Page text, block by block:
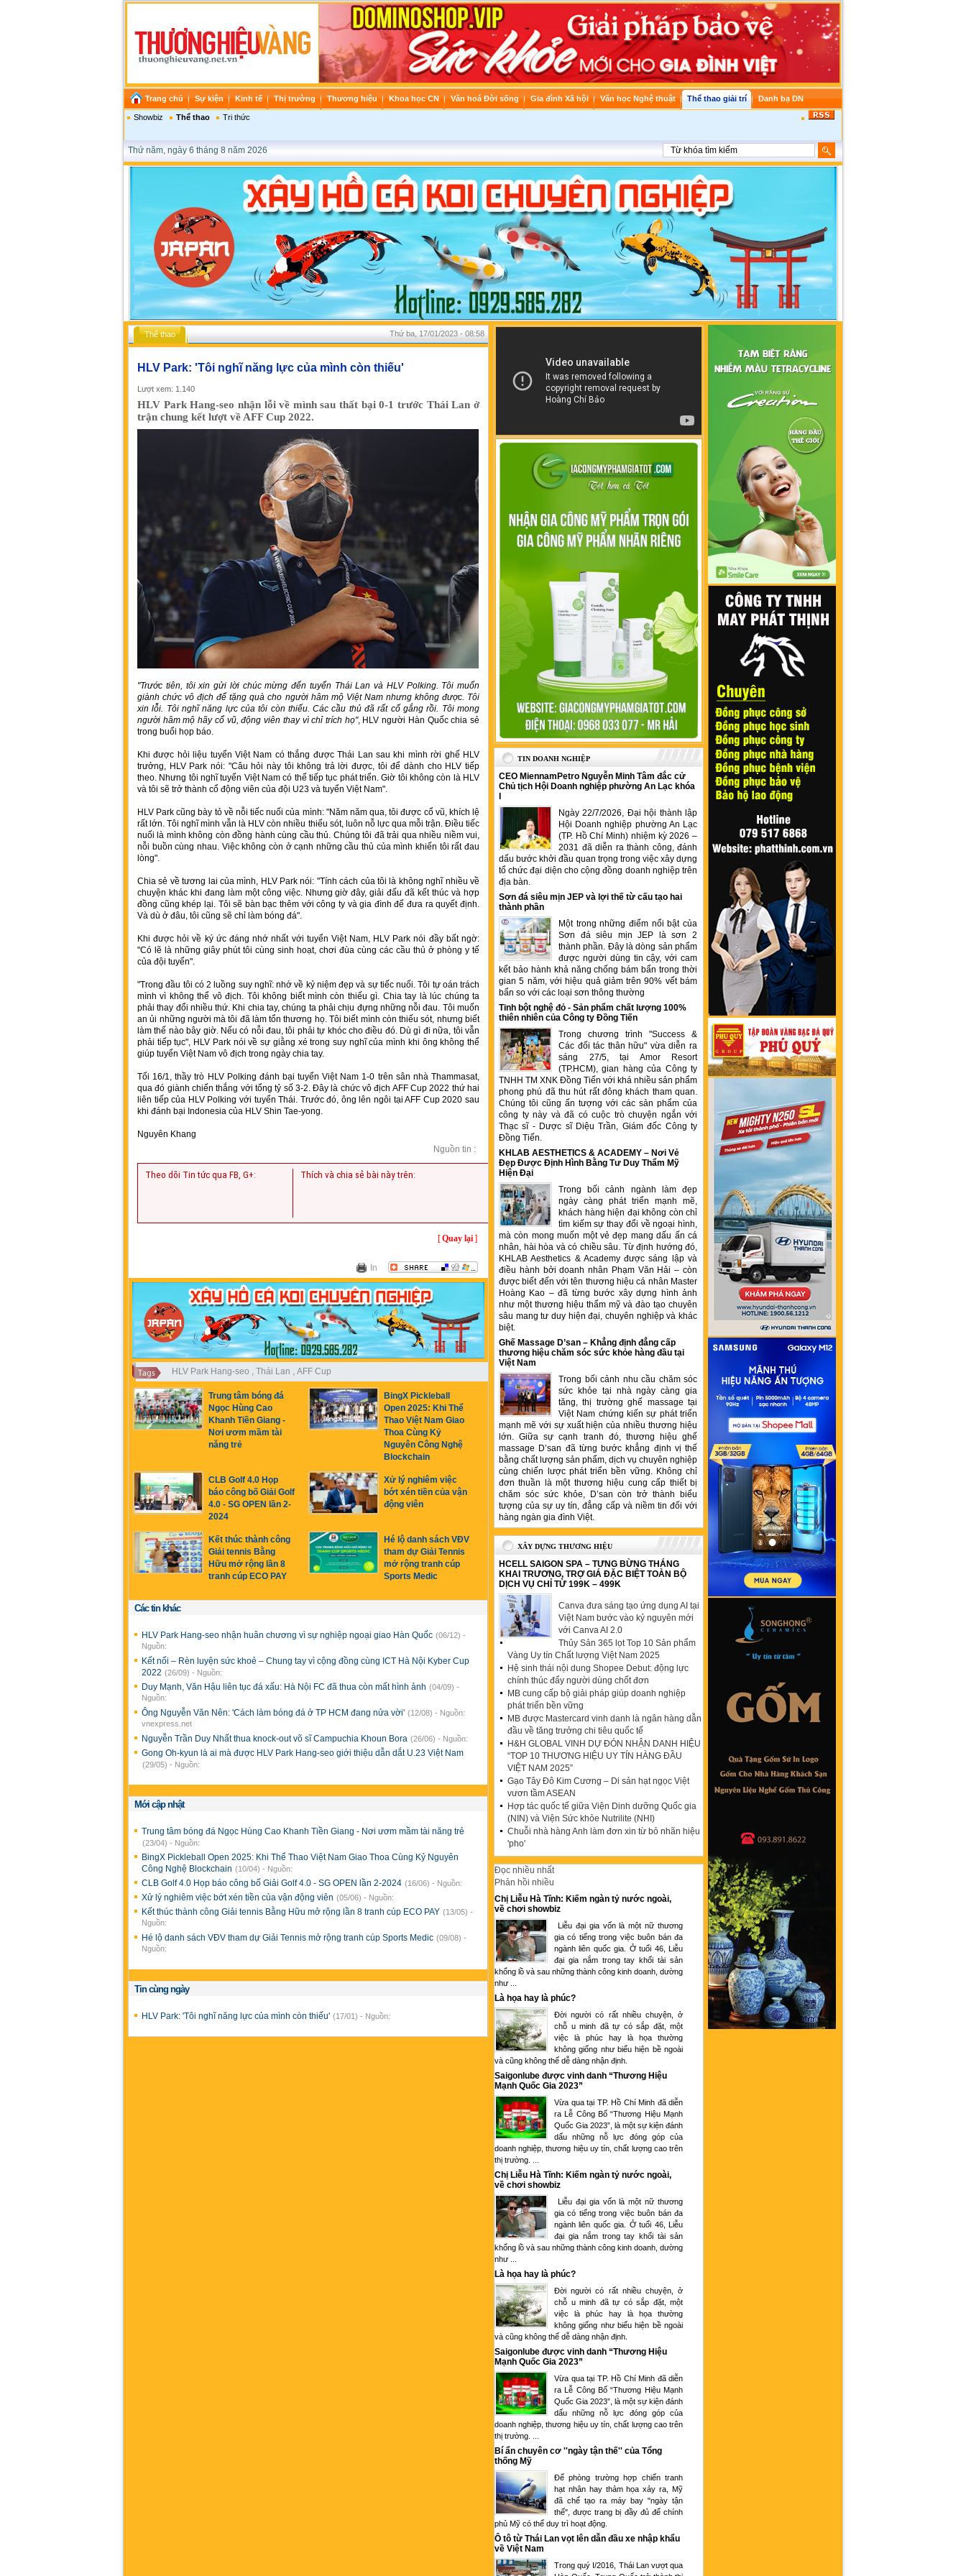
Trang chủ Sự kiện Kinh tế Thị trường Thương hiệu Khoa học CN Văn hoá Đời sống Gia đình Xã hội Văn học Nghệ thuật Thể thao giải trí Danh bạ DN
Showbiz Thể thao Tri thức
Thứ năm, ngày 6 tháng 8 năm 2026
Thể thao Thứ ba, 17/01/2023 - 08:58
HLV Park: 'Tôi nghĩ năng lực của mình còn thiếu'
Lượt xem: 1.140
HLV Park Hang-seo nhận lỗi về mình sau thất bại 0-1 trước Thái Lan ở
trận chung kết lượt về AFF Cup 2022.
"Trước tiên, tôi xin gửi lời chúc mừng đến tuyển Thái Lan và HLV Polking. Tôi muốn
giành chức vô địch để tặng quà cho người hâm mộ Việt Nam nhưng không được. Tôi
xin lỗi. Tôi nghĩ năng lực của tôi còn thiếu. Các cầu thủ đã rất cố gắng rồi. Tôi mong
người hâm mộ hãy cổ vũ, động viên thay vì chỉ trích họ", HLV người Hàn Quốc chia sẻ
trong buổi họp báo.
Khi được hỏi liệu tuyển Việt Nam có thắng được Thái Lan sau khi mình rời ghế HLV
trưởng, HLV Park nói: "Câu hỏi này tôi không trả lời được, tôi để dành cho HLV tiếp
theo. Nhưng tôi nghĩ tuyển Việt Nam có thể tiếp tục phát triển. Giờ tôi không còn là HLV
và tôi sẽ trở thành cổ động viên của đội U23 và tuyển Việt Nam".
HLV Park cũng bày tỏ về nỗi tiếc nuối của mình: "Năm năm qua, tôi được cổ vũ, khích lệ
rất lớn. Tôi nghĩ mình vẫn là HLV còn nhiều thiếu sót, luôn nỗ lực qua mỗi trận. Điều tiếc
nuối là mình không còn đồng hành cùng cầu thủ. Chúng tôi đã trải qua nhiều niềm vui,
nỗi buồn cùng nhau. Việc không còn ở cạnh những cầu thủ của mình khiến tôi rất đau
lòng".
Chia sẻ về tương lai của mình, HLV Park nói: "Tính cách của tôi là không nghĩ nhiều về
chuyện khác khi đang làm một công việc. Nhưng giờ đây, giải đấu đã kết thúc và hợp
đồng cũng khép lại. Tôi sẽ bàn bạc thêm với công ty và gia đình để đưa ra quyết định.
Và dù ở đâu, tôi cũng sẽ chỉ làm bóng đá".
Khi được hỏi về ký ức đáng nhớ nhất với tuyển Việt Nam, HLV Park nói đầy bất ngờ:
"Có lẽ là những giây phút tôi cùng sinh hoạt, chơi đùa cùng các cầu thủ ở phòng y tế
của đội tuyển".
"Trong đầu tôi có 2 luồng suy nghĩ: nhớ về kỷ niệm đẹp và sự tiếc nuối. Tôi tự oán trách
mình vì không thể vô địch. Tôi không biết mình còn thiếu gì. Chia tay là lúc chúng ta
phải thay đổi nhiều thứ. Khi chia tay, chúng ta phải chịu đựng những nỗi đau. Tôi muốn
an ủi những người mà tôi đã làm tổn thương họ. Tôi biết mình còn thiếu sót, nhưng biết
làm thế nào bây giờ. Nếu có nỗi đau, tôi phải tự khóc cho điều đó. Dù gì đi nữa, tôi vẫn
phải tiếp tục", HLV Park nói về sự giằng xé trong suy nghĩ của mình khi ông không thể
giúp tuyển Việt Nam vô địch trong ngày chia tay.
Tối 16/1, thầy trò HLV Polking đánh bại tuyển Việt Nam 1-0 trên sân nhà Thammasat,
qua đó giành chiến thắng với tổng tỷ số 3-2. Đây là chức vô địch AFF Cup 2022 thứ hai
liên tiếp của HLV Polking với tuyển Thái. Trước đó, ông lên ngôi tại AFF Cup 2020 sau
khi đánh bại Indonesia của HLV Shin Tae-yong.
Nguyên Khang
Nguồn tin :
Theo dõi Tin tức qua FB, G+: Thích và chia sẻ bài này trên:
[Quay lại ]
In
HLV Park Hang-seo , Thái Lan , AFF Cup
Trung tâm bóng đá
Ngọc Hùng Cao
Khanh Tiền Giang -
Nơi ươm mầm tài
năng trẻ
BingX Pickleball
Open 2025: Khi Thể
Thao Việt Nam Giao
Thoa Cùng Kỷ
Nguyên Công Nghệ
Blockchain
CLB Golf 4.0 Họp
báo công bố Giải Golf
4.0 - SG OPEN lần 2-
2024
Xử lý nghiêm việc
bớt xén tiền của vận
động viên
Kết thúc thành công
Giải tennis Bằng
Hữu mở rộng lần 8
tranh cúp ECO PAY
Hé lộ danh sách VĐV
tham dự Giải Tennis
mở rộng tranh cúp
Sports Medic
Các tin khác
HLV Park Hang-seo nhận huân chương vì sự nghiệp ngoại giao Hàn Quốc (06/12) -
Nguồn:
Kết nối – Rèn luyện sức khoẻ – Chung tay vì cộng đồng cùng ICT Hà Nội Kyber Cup
2022 (26/09) - Nguồn:
Duy Mạnh, Văn Hậu liên tục đá xấu: Hà Nội FC đã thua còn mất hình ảnh (04/09) -
Nguồn:
Ông Nguyễn Văn Nên: 'Cách làm bóng đá ở TP HCM đang nửa vời' (12/08) - Nguồn:
vnexpress.net
Nguyễn Trần Duy Nhất thua knock-out võ sĩ Campuchia Khoun Bora (26/06) - Nguồn:
Gong Oh-kyun là ai mà được HLV Park Hang-seo giới thiệu dẫn dắt U.23 Việt Nam
(29/05) - Nguồn:
Mới cập nhật
Trung tâm bóng đá Ngọc Hùng Cao Khanh Tiền Giang - Nơi ươm mầm tài năng trẻ
(23/04) - Nguồn:
BingX Pickleball Open 2025: Khi Thể Thao Việt Nam Giao Thoa Cùng Kỷ Nguyên
Công Nghệ Blockchain (10/04) - Nguồn:
CLB Golf 4.0 Họp báo công bố Giải Golf 4.0 - SG OPEN lần 2-2024 (16/06) - Nguồn:
Xử lý nghiêm việc bớt xén tiền của vận động viên (05/06) - Nguồn:
Kết thúc thành công Giải tennis Bằng Hữu mở rộng lần 8 tranh cúp ECO PAY (13/05) -
Nguồn:
Hé lộ danh sách VĐV tham dự Giải Tennis mở rộng tranh cúp Sports Medic (09/08) -
Nguồn:
Tin cùng ngày
HLV Park: 'Tôi nghĩ năng lực của mình còn thiếu' (17/01) - Nguồn:
TIN DOANH NGHIỆP
CEO MiennamPetro Nguyễn Minh Tâm đắc cử
Chủ tịch Hội Doanh nghiệp phường An Lạc khóa
Ngày 22/7/2026, Đại hội thành lập
Hội Doanh nghiệp phường An Lạc
(TP. Hồ Chí Minh) nhiệm kỳ 2026 –
2031 đã diễn ra thành công, đánh
dấu bước khởi đầu quan trọng trong việc xây dựng
tổ chức đại diện cho cộng đồng doanh nghiệp trên
địa bàn.
Sơn đá siêu mịn JEP và lợi thế từ cấu tạo hai
thành phần
Một trong những điểm nổi bật của
Sơn đá siêu mịn JEP là sơn 2
thành phần. Đây là dòng sản phẩm
được người dùng tin cậy, với cam
kết bảo hành khả năng chống bám bẩn trong thời
gian 5 năm, với hiệu quả giảm trên 90% vết bám
bẩn so với các loại sơn thông thường
Tinh bột nghệ đỏ - Sản phẩm chất lượng 100%
thiên nhiên của Công ty Đồng Tiến
Trong chương trình "Success &
Các đối tác thân hữu" vừa diễn ra
sáng 27/5, tại Amor Resort
(TP.HCM), gian hàng của Công ty
TNHH TM XNK Đồng Tiến với khá nhiều sản phẩm
phong phú đã thu hút rất đông khách tham quan.
Chúng tôi cũng ấn tượng với các sản phẩm của
công ty này và đã có cuộc trò chuyện ngắn với
Thạc sĩ - Dược sĩ Diệu Trần, Giám đốc Công ty
Đồng Tiến.
KHLAB AESTHETICS & ACADEMY – Nơi Vẻ
Đẹp Được Định Hình Bằng Tư Duy Thẩm Mỹ
Hiện Đại
Trong bối cảnh ngành làm đẹp
ngày càng phát triển mạnh mẽ,
khách hàng hiện đại không còn chỉ
tìm kiếm sự thay đổi về ngoại hình,
mà còn mong muốn một vẻ đẹp mang dấu ấn cá
nhân, hài hòa và có chiều sâu. Từ định hướng đó,
KHLAB Aesthetics & Academy được sáng lập và
điều hành bởi doanh nhân Phạm Văn Hải – còn
được biết đến với tên thương hiệu cá nhân Master
Hoàng Kao – đã từng bước xây dựng hình ảnh
như một thương hiệu thẩm mỹ và đào tạo chuyên
sâu mang tư duy hiện đại, chuyên nghiệp và khác
biệt.
Ghế Massage D’san – Khẳng định đẳng cấp
thương hiệu chăm sóc sức khỏe hàng đầu tại
Việt Nam
Trong bối cảnh nhu cầu chăm sóc
sức khỏe tại nhà ngày càng gia
tăng, thị trường ghế massage tại
Việt Nam chứng kiến sự phát triển
mạnh mẽ với sự xuất hiện của nhiều thương hiệu
lớn. Giữa sự cạnh tranh đó, thương hiệu ghế
massage D’san đã từng bước khẳng định vị thế
bằng chất lượng sản phẩm, dịch vụ chuyên nghiệp
cùng chiến lược phát triển bền vững. Không chỉ
đơn thuần là một thương hiệu cung cấp thiết bị
chăm sóc sức khỏe, D’san còn trở thành biểu
tượng của sự uy tín, đẳng cấp và niềm tin đối với
hàng ngàn gia đình Việt.
XÂY DỰNG THƯƠNG HIỆU
HCELL SAIGON SPA – TƯNG BỪNG THÁNG
KHAI TRƯƠNG, TRỢ GIÁ ĐẶC BIỆT TOÀN BỘ
DỊCH VỤ CHỈ TỪ 199K – 499K
Canva đưa sáng tạo ứng dụng AI tại
Việt Nam bước vào kỷ nguyên mới
với Canva AI 2.0
Thủy Sản 365 lọt Top 10 Sản phẩm
Vàng Uy tín Chất lượng Việt Nam 2025
Hệ sinh thái nội dung Shopee Debut: động lực
chính thúc đẩy người dùng chốt đơn
MB cung cấp bộ giải pháp giúp doanh nghiệp
phát triển bền vững
MB được Mastercard vinh danh là ngân hàng dẫn
đầu về tăng trưởng chi tiêu quốc tế
H&H GLOBAL VINH DỰ ĐÓN NHẬN DANH HIỆU
“TOP 10 THƯƠNG HIỆU UY TÍN HÀNG ĐẦU
VIỆT NAM 2025”
Gạo Tây Đô Kim Cương – Di sản hạt ngọc Việt
vươn tầm ASEAN
Hợp tác quốc tế giữa Viện Dinh dưỡng Quốc gia
(NIN) và Viện Sức khỏe Nutrilite (NHI)
Chuỗi nhà hàng Anh làm đơn xin từ bỏ nhãn hiệu
'pho'
Đọc nhiều nhất
Phản hồi nhiều
Chị Liễu Hà Tĩnh: Kiếm ngàn tỷ nước ngoài,
về chơi showbiz
Liễu đại gia vốn là một nữ thương
gia có tiếng trong việc buôn bán đa
ngành liên quốc gia. Ở tuổi 46, Liễu
đại gia nắm trong tay khối tài sản
khổng lồ và sau những thành công kinh doanh, dường
như ...
Là họa hay là phúc?
Đời người có rất nhiều chuyện, ở
chỗ u minh đã tự có sắp đặt, một
việc là phúc hay là họa thường
không giống như biểu hiện bề ngoài
và cũng không thể dễ dàng nhận định.
Saigonlube được vinh danh “Thương Hiệu
Mạnh Quốc Gia 2023”
Vừa qua tại TP. Hồ Chí Minh đã diễn
ra Lễ Công Bố “Thương Hiệu Mạnh
Quốc Gia 2023”, là một sự kiện đánh
dấu những nỗ lực đóng góp của
doanh nghiệp, thương hiệu uy tín, chất lượng cao trên
thị trường. ...
Chị Liễu Hà Tĩnh: Kiếm ngàn tỷ nước ngoài,
về chơi showbiz
Liễu đại gia vốn là một nữ thương
gia có tiếng trong việc buôn bán đa
ngành liên quốc gia. Ở tuổi 46, Liễu
đại gia nắm trong tay khối tài sản
khổng lồ và sau những thành công kinh doanh, dường
như ...
Là họa hay là phúc?
Đời người có rất nhiều chuyện, ở
chỗ u minh đã tự có sắp đặt, một
việc là phúc hay là họa thường
không giống như biểu hiện bề ngoài
và cũng không thể dễ dàng nhận định.
Saigonlube được vinh danh “Thương Hiệu
Mạnh Quốc Gia 2023”
Vừa qua tại TP. Hồ Chí Minh đã diễn
ra Lễ Công Bố “Thương Hiệu Mạnh
Quốc Gia 2023”, là một sự kiện đánh
dấu những nỗ lực đóng góp của
doanh nghiệp, thương hiệu uy tín, chất lượng cao trên
thị trường. ...
Bí ẩn chuyên cơ ''ngày tận thế'' của Tổng
thống Mỹ
Để phòng trường hợp chiến tranh
hạt nhân hay thảm họa xảy ra, Mỹ
đã chế tạo ra máy bay "ngày tận
thế", được trang bị đầy đủ để chính
phủ Mỹ có thể duy trì hoạt động.
Ô tô từ Thái Lan vọt lên dẫn đầu xe nhập khẩu
về Việt Nam
Trong quý I/2016, Thái Lan vượt qua